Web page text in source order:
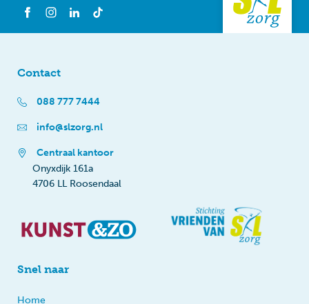
Contact
088 777 7444
info@slzorg.nl
Centraal kantoor
Onyxdijk 161a
4706 LL Roosendaal
Snel naar
Home